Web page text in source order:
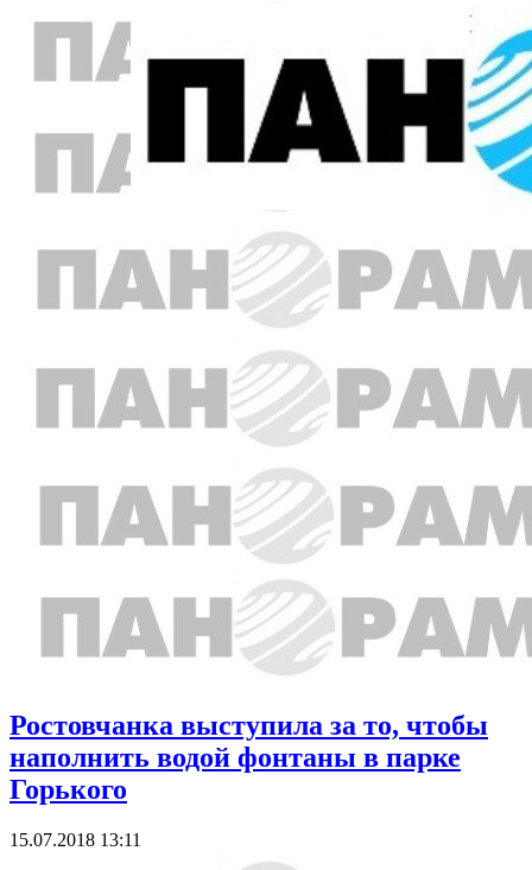
Ростовчанка выступила за то, чтобы
наполнить водой фонтаны в парке
Горького
15.07.2018 13:11